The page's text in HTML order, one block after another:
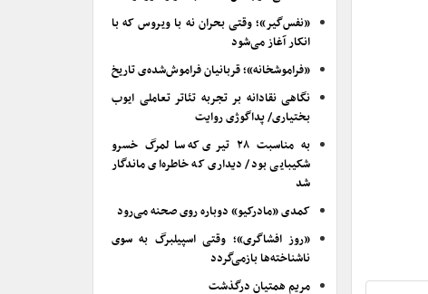
«نفس‌گیر»؛ وقتی بحران نه با ویروس که با
انکار آغاز می‌شود
«فراموشخانه»؛ قربانیان فراموش‌شده‌ی تاریخ
نگاهی نقادانه بر تجربه تئاتر تعاملی ایوب
بختیاری/ پداگوژی روایت
به مناسبت ۲۸ تیری که سالمرگ خسرو
شکیبایی بود/ دیداری که خاطره‌ای ماندگار
شد
کمدی «مادرکیو» دوباره روی صحنه می‌رود
«روز افشاگری»؛ وقتی اسپیلبرگ به سوی
ناشناخته‌ها بازمی‌گردد
مریم همتیان درگذشت